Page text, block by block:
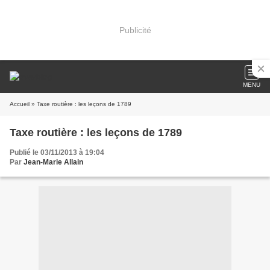
Publicité
MENU
Accueil » Taxe routière : les leçons de 1789
Taxe routière : les leçons de 1789
Publié le 03/11/2013 à 19:04
Par Jean-Marie Allain